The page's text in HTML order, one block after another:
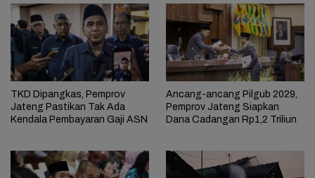
TKD Dipangkas, Pemprov
Jateng Pastikan Tak Ada
Kendala Pembayaran Gaji ASN
Ancang-ancang Pilgub 2029,
Pemprov Jateng Siapkan
Dana Cadangan Rp1,2 Triliun